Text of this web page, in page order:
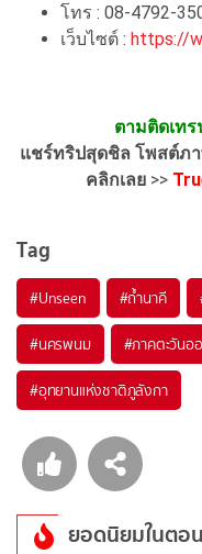
โทร : 08-4792-
เว็บไซต์ : https://
ตามติดเท
แชร์ทริปสุดชิล โพสต์ภ
คลิกเลย >>
Tag
#Unseen #ถ้ำนาคี
#นครพนม #ภาคตะวันอ
#อุทยานแห่งชาติภูลังกา
ยอดนิยมในตอ